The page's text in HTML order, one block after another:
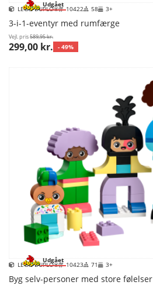
Udgået
LEGO DUPLO® 10422 58 3+
3-i-1-eventyr med rumfærge
Vejl. pris589,95 kr.
299,00 kr. - 49%
Udgået
LEGO DUPLO® 10423 71 3+
Byg selv-personer med store følelser